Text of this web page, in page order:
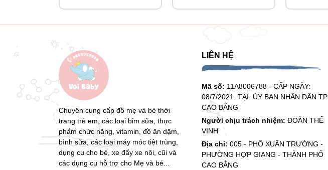
Chuyên cung cấp đồ mẹ và bé thời
trang trẻ em, các loại bỉm sữa, thực
phẩm chức năng, vitamin, đồ ăn dặm,
bình sữa, các loại máy móc tiệt trùng,
dụng cụ cho bé, xe đẩy xe nôi, cũi và
các dụng cụ hỗ trợ cho Mẹ và bé...
LIÊN HỆ
Mã số: 11A8006788 - CẤP NGÀY:
08/7/2021. TẠI: ỦY BAN NHÂN DÂN TP
CAO BẰNG
Người chịu trách nhiệm: ĐOÀN THẾ
VINH
Địa chỉ: 005 - PHỐ XUÂN TRƯỜNG -
PHƯỜNG HỢP GIANG - THÀNH PHỐ
CAO BẰNG